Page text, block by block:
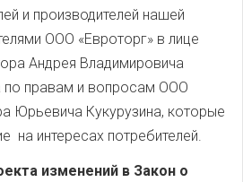
и производителей нашей
ООО «Евроторг» в лице
Андрея Владимировича
по правам и вопросам ООО
Юрьевича Кукурузина, которые
на интересах потребителей.
изменений в Закон о